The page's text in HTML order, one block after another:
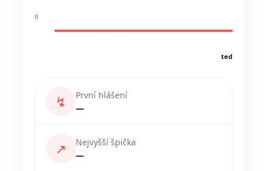
0
teď
↯
První hlášení
—
↗
Nejvyšší špička
—